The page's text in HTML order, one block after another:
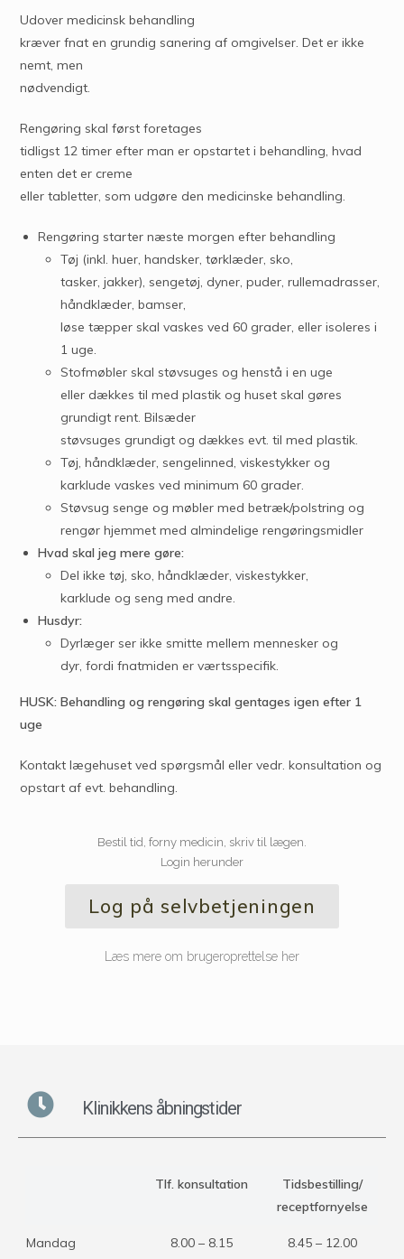
Udover medicinsk behandling
kræver fnat en grundig sanering af omgivelser. Det er ikke
nemt, men
nødvendigt.
Rengøring skal først foretages
tidligst 12 timer efter man er opstartet i behandling, hvad
enten det er creme
eller tabletter, som udgøre den medicinske behandling.
Rengøring starter næste morgen efter behandling
Tøj (inkl. huer, handsker, tørklæder, sko,
tasker, jakker), sengetøj, dyner, puder, rullemadrasser,
håndklæder, bamser,
løse tæpper skal vaskes ved 60 grader, eller isoleres i
1 uge.
Stofmøbler skal støvsuges og henstå i en uge
eller dækkes til med plastik og huset skal gøres
grundigt rent. Bilsæder
støvsuges grundigt og dækkes evt. til med plastik.
Tøj, håndklæder, sengelinned, viskestykker og
karklude vaskes ved minimum 60 grader.
Støvsug senge og møbler med betræk/polstring og
rengør hjemmet med almindelige rengøringsmidler
Hvad skal jeg mere gøre:
Del ikke tøj, sko, håndklæder, viskestykker,
karklude og seng med andre.
Husdyr:
Dyrlæger ser ikke smitte mellem mennesker og
dyr, fordi fnatmiden er værtsspecifik.
HUSK: Behandling og rengøring skal gentages igen efter 1
uge
Kontakt lægehuset ved spørgsmål eller vedr. konsultation og
opstart af evt. behandling.
Bestil tid, forny medicin, skriv til lægen.
Login herunder
Log på selvbetjeningen
Læs mere om brugeroprettelse her
Klinikkens åbningstider
Tlf. konsultation
Tidsbestilling/
receptfornyelse
Mandag 8.00 – 8.15 8.45 – 12.00